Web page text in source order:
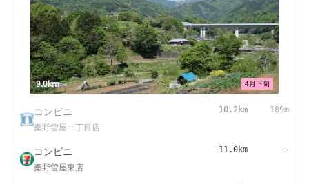
4月下旬
9.0km
コンビニ
秦野曽屋一丁目店
10.2km 189m
コンビニ
秦野曽屋東店
11.0km -